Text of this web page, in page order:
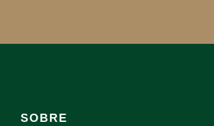
SOBRE